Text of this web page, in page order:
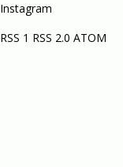
Instagram
RSS 1 RSS 2.0 ATOM